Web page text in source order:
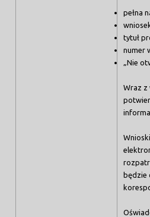
pełna
tytuł
numer
„Nie
Wraz z
będzie